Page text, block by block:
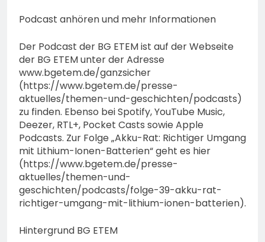
Podcast anhören und mehr Informationen
Der Podcast der BG ETEM ist auf der Webseite
der BG ETEM unter der Adresse
www.bgetem.de/ganzsicher
(https://www.bgetem.de/presse-
aktuelles/themen-und-geschichten/podcasts)
zu finden. Ebenso bei Spotify, YouTube Music,
Deezer, RTL+, Pocket Casts sowie Apple
Podcasts. Zur Folge „Akku-Rat: Richtiger Umgang
mit Lithium-Ionen-Batterien“ geht es hier
(https://www.bgetem.de/presse-
aktuelles/themen-und-
geschichten/podcasts/folge-39-akku-rat-
richtiger-umgang-mit-lithium-ionen-batterien).
Hintergrund BG ETEM